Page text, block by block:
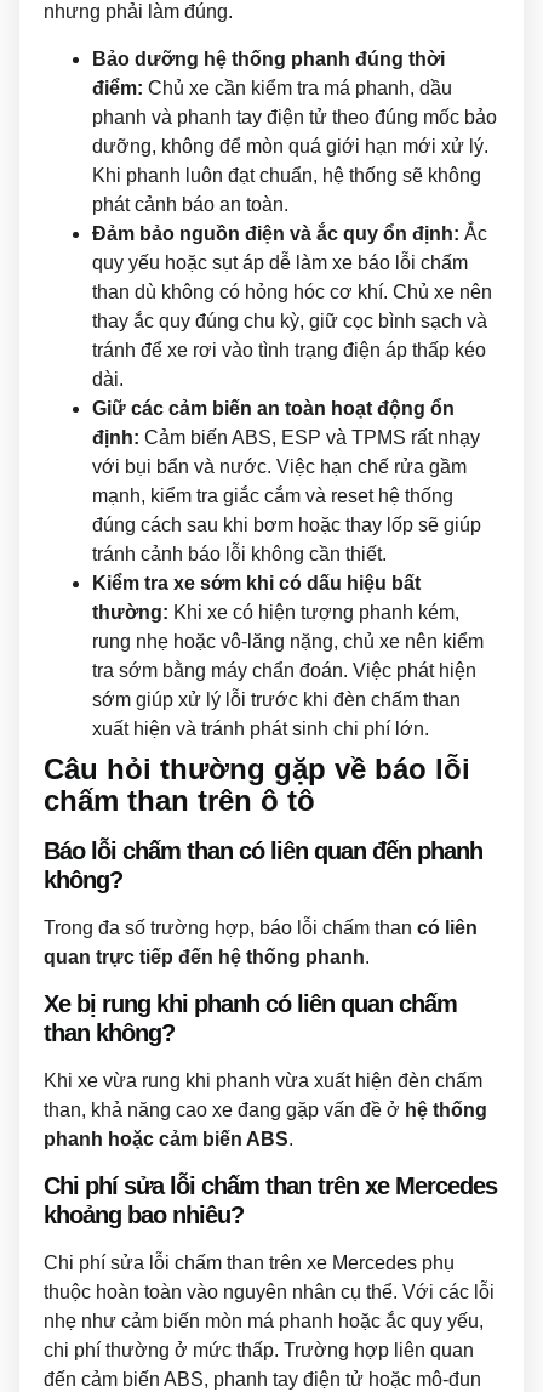
nhưng phải làm đúng.
Bảo dưỡng hệ thống phanh đúng thời
điểm: Chủ xe cần kiểm tra má phanh, dầu
phanh và phanh tay điện tử theo đúng mốc bảo
dưỡng, không để mòn quá giới hạn mới xử lý.
Khi phanh luôn đạt chuẩn, hệ thống sẽ không
phát cảnh báo an toàn.
Đảm bảo nguồn điện và ắc quy ổn định: Ắc
quy yếu hoặc sụt áp dễ làm xe báo lỗi chấm
than dù không có hỏng hóc cơ khí. Chủ xe nên
thay ắc quy đúng chu kỳ, giữ cọc bình sạch và
tránh để xe rơi vào tình trạng điện áp thấp kéo
dài.
Giữ các cảm biến an toàn hoạt động ổn
định: Cảm biến ABS, ESP và TPMS rất nhạy
với bụi bẩn và nước. Việc hạn chế rửa gầm
mạnh, kiểm tra giắc cắm và reset hệ thống
đúng cách sau khi bơm hoặc thay lốp sẽ giúp
tránh cảnh báo lỗi không cần thiết.
Kiểm tra xe sớm khi có dấu hiệu bất
thường: Khi xe có hiện tượng phanh kém,
rung nhẹ hoặc vô-lăng nặng, chủ xe nên kiểm
tra sớm bằng máy chẩn đoán. Việc phát hiện
sớm giúp xử lý lỗi trước khi đèn chấm than
xuất hiện và tránh phát sinh chi phí lớn.
Câu hỏi thường gặp về báo lỗi
chấm than trên ô tô
Báo lỗi chấm than có liên quan đến phanh
không?
Trong đa số trường hợp, báo lỗi chấm than có liên
quan trực tiếp đến hệ thống phanh.
Xe bị rung khi phanh có liên quan chấm
than không?
Khi xe vừa rung khi phanh vừa xuất hiện đèn chấm
than, khả năng cao xe đang gặp vấn đề ở hệ thống
phanh hoặc cảm biến ABS.
Chi phí sửa lỗi chấm than trên xe Mercedes
khoảng bao nhiêu?
Chi phí sửa lỗi chấm than trên xe Mercedes phụ
thuộc hoàn toàn vào nguyên nhân cụ thể. Với các lỗi
nhẹ như cảm biến mòn má phanh hoặc ắc quy yếu,
chi phí thường ở mức thấp. Trường hợp liên quan
đến cảm biến ABS, phanh tay điện tử hoặc mô-đun